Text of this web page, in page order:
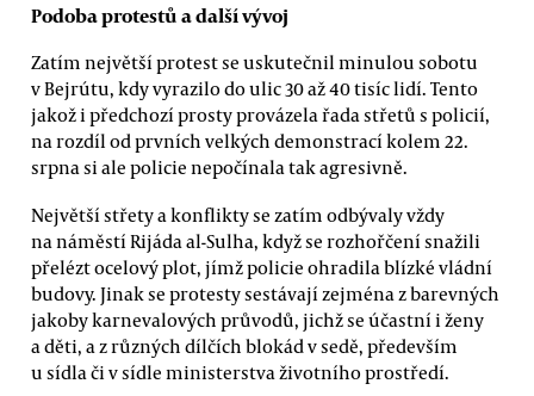
Podoba protestů a další vývoj
Zatím největší protest se uskutečnil minulou sobotu
v Bejrútu, kdy vyrazilo do ulic 30 až 40 tisíc lidí. Tento
jakož i předchozí prosty provázela řada střetů s policií,
na rozdíl od prvních velkých demonstrací kolem 22.
srpna si ale policie nepočínala tak agresivně.
Největší střety a konflikty se zatím odbývaly vždy
na náměstí Rijáda al-Sulha, když se rozhořčení snažili
přelézt ocelový plot, jímž policie ohradila blízké vládní
budovy. Jinak se protesty sestávají zejména z barevných
jakoby karnevalových průvodů, jichž se účastní i ženy
a děti, a z různých dílčích blokád v sedě, především
u sídla či v sídle ministerstva životního prostředí.